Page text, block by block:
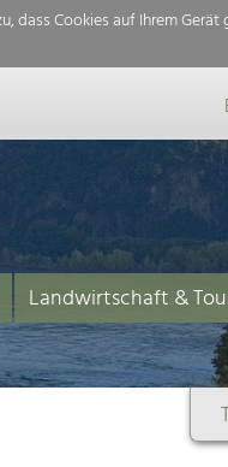
dass Cookies auf Ihrem
Landwirtschaft &